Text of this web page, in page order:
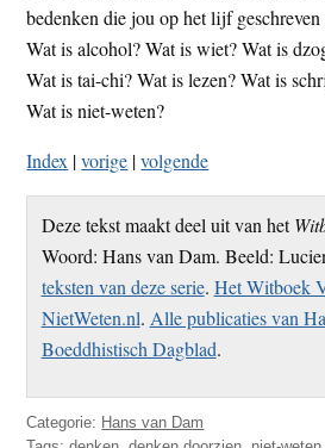
bedenken die jou op het lijf
Wat is alcohol? Wat is wiet? Wat is
Wat is tai-chi? Wat is lezen? Wat is
Wat is niet-weten?
Index |vorige |volgende
Deze tekst maakt deel uit van het
Woord: Hans van Dam. Beeld:
teksten van deze serie. Het Witboek
NietWeten.nl. Alle publicaties van
Boeddhistisch Dagblad.
Categorie: Hans van Dam